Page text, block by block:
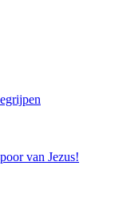
van Jezus!